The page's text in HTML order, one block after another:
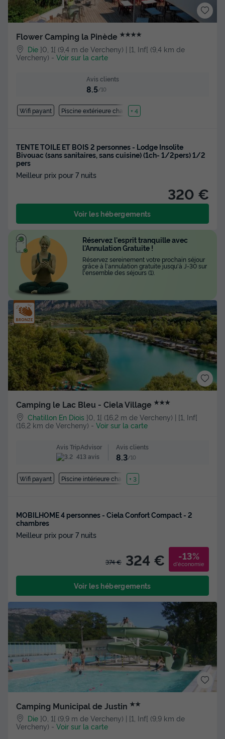
Flower Camping la Pinède ★★★★
Die ]0, 1[ (9,4 m de Vercheny) | [1, Inf[ (9,4 km de
Vercheny) - Voir sur la carte
Avis clients
8.5/10
Wifi payant Piscine extérieure chauffée
+ 4
TENTE TOILE ET BOIS 2 personnes - Lodge Insolite
Bivouac (sans sanitaires, sans cuisine) (1ch- 1/2pers) 1/2
pers
Meilleur prix pour 7 nuits
320 €
Voir les hébergements
Camping le Lac Bleu - Ciela Village ★★★
Chatillon En Diois ]0, 1[ (16,2 m de Vercheny) | [1, Inf[
(16,2 km de Vercheny) - Voir sur la carte
Avis TripAdvisor
413 avis
Avis clients
8.3/10
Wifi payant Piscine intérieure chauffée
+ 3
MOBILHOME 4 personnes - Ciela Confort Compact - 2
chambres
Meilleur prix pour 7 nuits
374 € 324 € -13%
d'économie
Voir les hébergements
Camping Municipal de Justin ★★
Die ]0, 1[ (9,9 m de Vercheny) | [1, Inf[ (9,9 km de
Vercheny) - Voir sur la carte
Réservez l'esprit tranquille avec
l'Annulation Gratuite !
Réservez sereinement votre prochain séjour
grâce à l'annulation gratuite jusqu'à J-30 sur
l'ensemble des séjours (1).